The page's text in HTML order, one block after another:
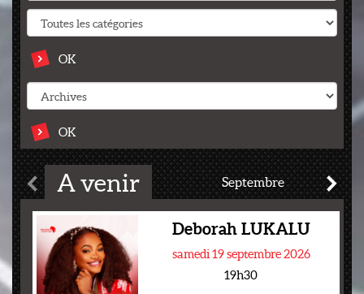
OK
OK
A venir Septembre
Deborah LUKALU
samedi 19 septembre 2026
19h30